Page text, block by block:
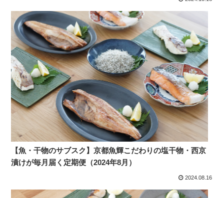
【魚・干物のサブスク】京都魚輝こだわりの塩干物・西京
漬けが毎月届く定期便（2024年8月）
2024.08.16